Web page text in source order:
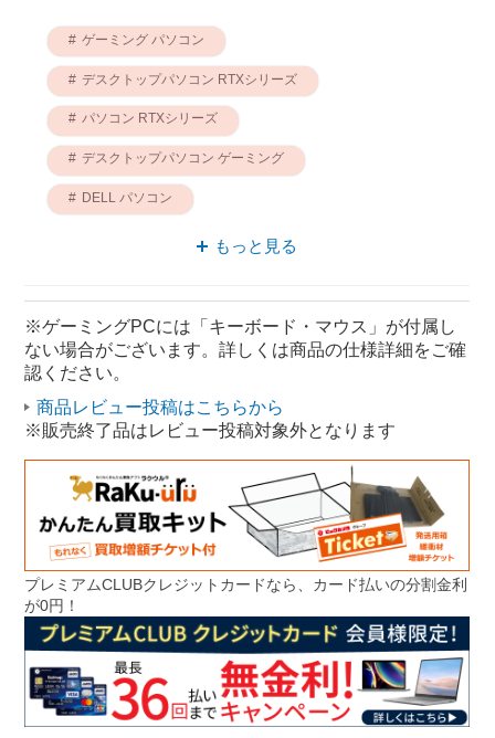
ゲーミング パソコン
デスクトップパソコン RTXシリーズ
パソコン RTXシリーズ
デスクトップパソコン ゲーミング
DELL パソコン
デスクトップパソコン Windows
デスクトップパソコン Windows11
静音 パソコン ゲーミングPC Windows11
もっと見る
※ゲーミングPCには「キーボード・マウス」が付属し
ない場合がございます。詳しくは商品の仕様詳細をご確
認ください。
商品レビュー投稿はこちらから
※販売終了品はレビュー投稿対象外となります
プレミアムCLUBクレジットカードなら、カード払いの分割金利
が0円！